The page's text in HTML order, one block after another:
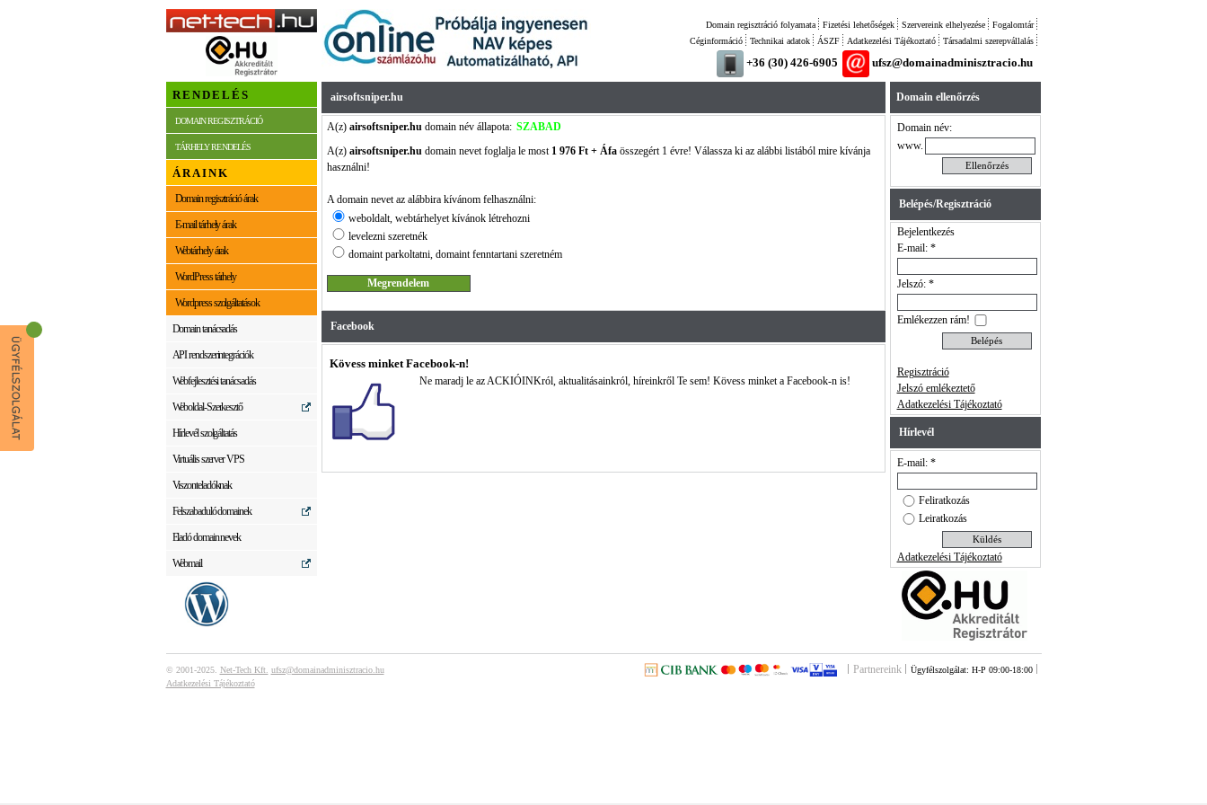
Fogalomtár
Szervereink elhelyezése
Fizetési lehetőségek
Domain regisztráció folyamata
Társadalmi szerepvállalás
Adatkezelési Tájékoztató
ÁSZF
Technikai adatok
Céginformáció
+36 (30) 426-6905 ufsz@domainadminisztracio.hu
RENDELÉS
DOMAIN REGISZTRÁCIÓ
TÁRHELY RENDELÉS
ÁRAINK
Domain regisztráció árak
E-mail tárhely árak
Webtárhely árak
WordPress tárhely
Wordpress szolgáltatások
Domain tanácsadás
API rendszerintegrációk
Webfejlesztési tanácsadás
Weboldal-Szerkesztő
Hírlevél szolgáltatás
Virtuális szerver VPS
Viszonteladóknak
Felszabaduló domainek
Eladó domain nevek
Webmail
airsoftsniper.hu
A(z) airsoftsniper.hudomain név állapota: SZABAD
A(z) airsoftsniper.hudomain nevet foglalja le most 1 976 Ft + Áfaösszegért 1 évre! Válassza ki az alábbi listából mire kívánja
használni!
A domain nevet az alábbira kívánom felhasználni:
weboldalt, webtárhelyet kívánok létrehozni
levelezni szeretnék
domaint parkoltatni, domaint fenntartani szeretném
Facebook
Kövess minket Facebook-n!
Ne maradj le az ACKIÓINKról, aktualitásainkról, híreinkről Te sem! Kövess minket a Facebook-n is!
Domain ellenőrzés
Domain név:
www.
Belépés/Regisztráció
Bejelentkezés
E-mail: *
Jelszó: *
Emlékezzen rám!
Regisztráció
Jelszó emlékeztető
Adatkezelési Tájékoztató
Hírlevél
E-mail: *
Feliratkozás
Leiratkozás
Adatkezelési Tájékoztató
© 2001-2025. Net-Tech Kft. ufsz@domainadminisztracio.hu
Adatkezelési Tájékoztató
Partnereink Ügyfélszolgálat: H-P 09:00-18:00